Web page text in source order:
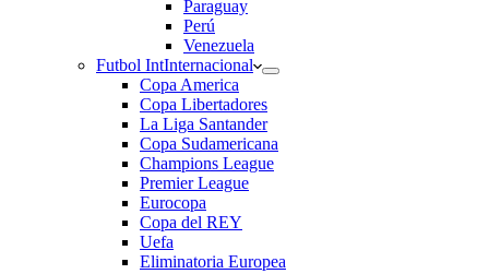
Paraguay
Perú
Venezuela
Futbol IntInternacional
Copa America
Copa Libertadores
La Liga Santander
Copa Sudamericana
Champions League
Premier League
Eurocopa
Copa del REY
Uefa
Eliminatoria Europea